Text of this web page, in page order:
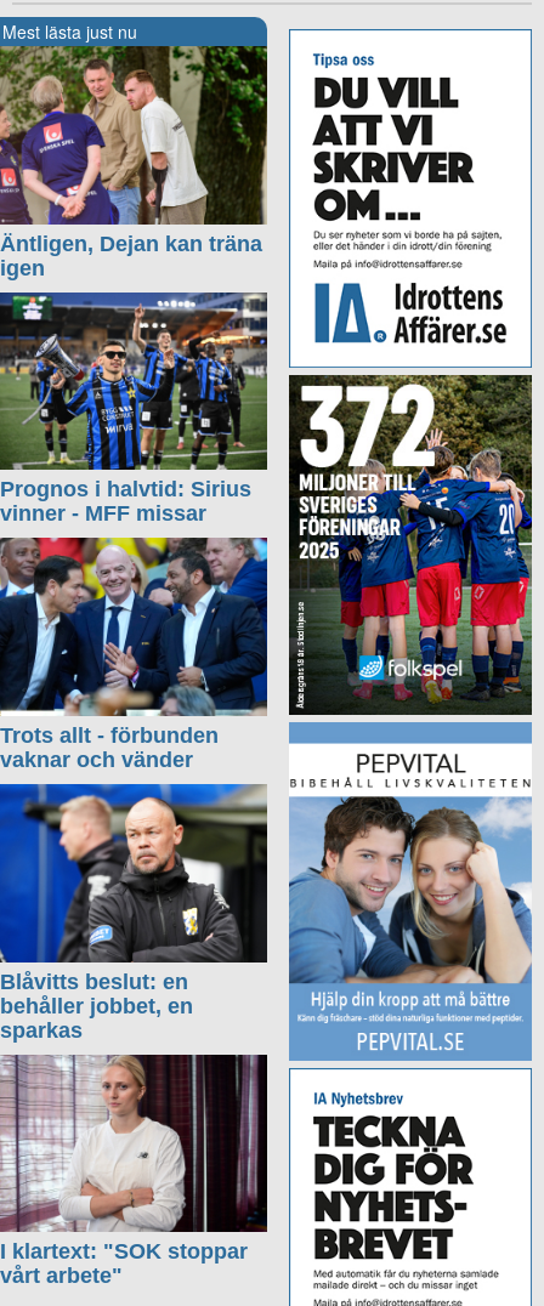
Mest lästa just nu
Äntligen, Dejan kan träna
igen
Prognos i halvtid: Sirius
vinner - MFF missar
Trots allt - förbunden
vaknar och vänder
Blåvitts beslut: en
behåller jobbet, en
sparkas
I klartext: "SOK stoppar
vårt arbete"